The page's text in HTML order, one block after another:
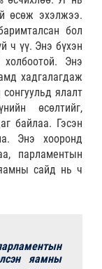
өсөж эхэлжээ.
бол
ч үү. Энэ бүхэн
Энэ
хадгалагдаж
ялалт
өсөлтийг,
байлаа. Гэсэн
Энэ хооронд
парламентын
сайд нь ч
яамны